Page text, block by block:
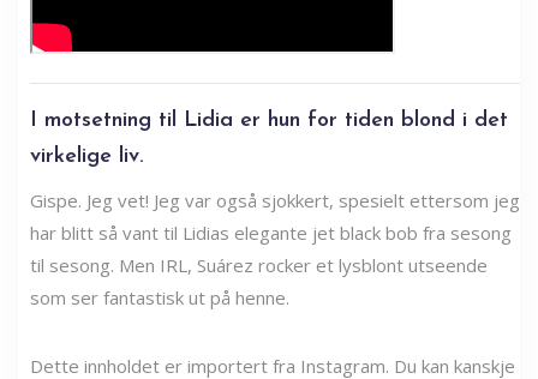
I motsetning til Lidia er hun for tiden blond i det
virkelige liv.
Gispe. Jeg vet! Jeg var også sjokkert, spesielt ettersom jeg
har blitt så vant til Lidias elegante jet black bob fra sesong
til sesong. Men IRL, Suárez rocker et lysblont utseende
som ser fantastisk ut på henne.
Dette innholdet er importert fra Instagram. Du kan kanskje